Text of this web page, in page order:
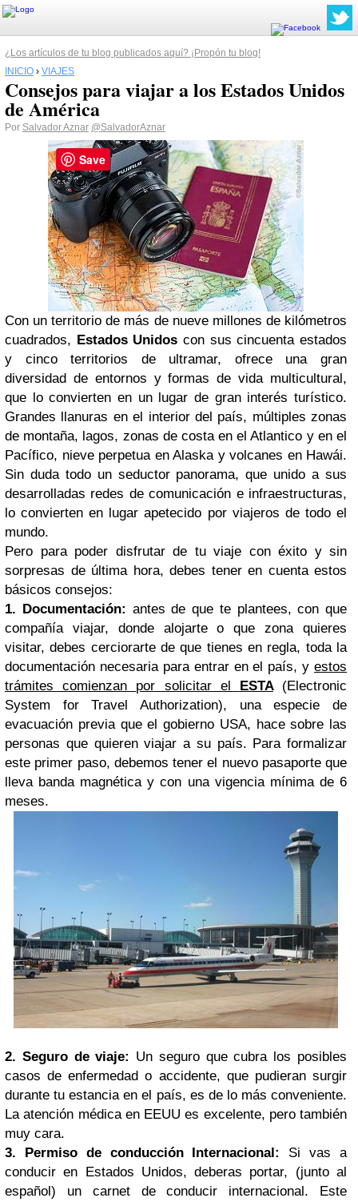
¿Los artículos de tu blog publicados aquí? ¡Propón tu blog!
INICIO › VIAJES
Consejos para viajar a los Estados Unidos
de América
Por Salvador Aznar @SalvadorAznar
Con un territorio de más de nueve millones de kilómetros
cuadrados, Estados Unidos con sus cincuenta estados
y cinco territorios de ultramar, ofrece una gran
diversidad de entornos y formas de vida multicultural,
que lo convierten en un lugar de gran interés turístico.
Grandes llanuras en el interior del país, múltiples zonas
de montaña, lagos, zonas de costa en el Atlantico y en el
Pacífico, nieve perpetua en Alaska y volcanes en Hawái.
Sin duda todo un seductor panorama, que unido a sus
desarrolladas redes de comunicación e infraestructuras,
lo convierten en lugar apetecido por viajeros de todo el
mundo.
Pero para poder disfrutar de tu viaje con éxito y sin
sorpresas de última hora, debes tener en cuenta estos
básicos consejos:
1. Documentación: antes de que te plantees, con que
compañía viajar, donde alojarte o que zona quieres
visitar, debes cerciorarte de que tienes en regla, toda la
documentación necesaria para entrar en el país, y estos
trámites comienzan por solicitar el ESTA
(Electronic
System for Travel Authorization), una especie de
evacuación previa que el gobierno USA, hace sobre las
personas que quieren viajar a su país. Para formalizar
este primer paso, debemos tener el nuevo pasaporte que
lleva banda magnética y con una vigencia mínima de 6
meses.
2. Seguro de viaje: Un seguro que cubra los posibles
casos de enfermedad o accidente, que pudieran surgir
durante tu estancia en el país, es de lo más conveniente.
La atención médica en EEUU es excelente, pero también
muy cara.
3. Permiso de conducción Internacional:
Si vas a
conducir en Estados Unidos, deberas portar, (junto al
español) un carnet de conducir internacional. Este
Save